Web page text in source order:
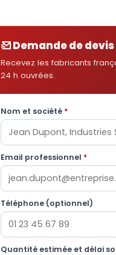
Demande de
Recevez les fabricants
24 h ouvrées.
Nom et société *
Email professionnel *
Téléphone (optionnel)
Quantité estimée et délai